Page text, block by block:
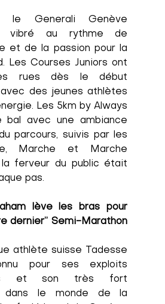
le Generali Genève
vibré au rythme de
et de la passion pour la
Les Courses Juniors ont
rues dès le début
avec des jeunes athlètes
Les 5km by Always
bal avec une ambiance
parcours, suivis par les
Marche et Marche
la ferveur du public était
pas.
lève les bras pour
dernier” Semi-Marathon
athlète suisse Tadesse
pour ses exploits
et son très fort
dans le monde de la